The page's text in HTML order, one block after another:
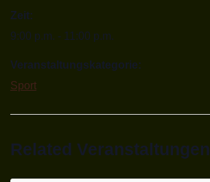
Zeit:
9:00 p.m. - 11:00 p.m.
Veranstaltungskategorie:
Sport
Related Veranstaltungen